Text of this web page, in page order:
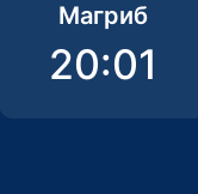
Магриб
20:01